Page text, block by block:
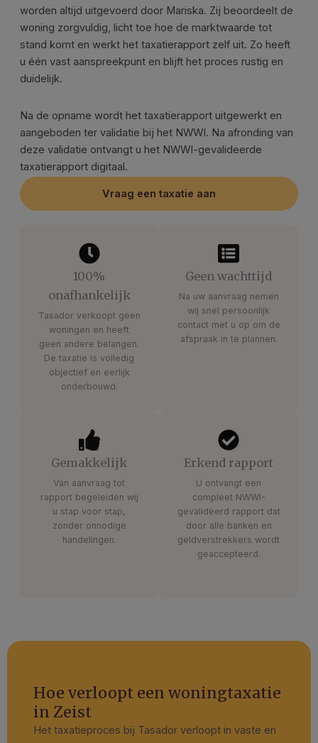
worden altijd uitgevoerd door Mariska. Zij beoordeelt de
woning zorgvuldig, licht toe hoe de marktwaarde tot
stand komt en werkt het taxatierapport zelf uit. Zo heeft
u één vast aanspreekpunt en blijft het proces rustig en
duidelijk.
Na de opname wordt het taxatierapport uitgewerkt en
aangeboden ter validatie bij het NWWI. Na afronding van
deze validatie ontvangt u het NWWI-gevalideerde
taxatierapport digitaal.
Vraag een taxatie aan
100%
onafhankelijk
Tasador verkoopt geen
woningen en heeft
geen andere belangen.
De taxatie is volledig
objectief en eerlijk
onderbouwd.
Geen wachttijd
Na uw aanvraag nemen
wij snel persoonlijk
contact met u op om de
afspraak in te plannen.
Gemakkelijk
Van aanvraag tot
rapport begeleiden wij
u stap voor stap,
zonder onnodige
handelingen.
Erkend rapport
U ontvangt een
compleet NWWI-
gevalideerd rapport dat
door alle banken en
geldverstrekkers wordt
geaccepteerd.
Hoe verloopt een woningtaxatie
in Zeist
Het taxatieproces bij Tasador verloopt in vaste en